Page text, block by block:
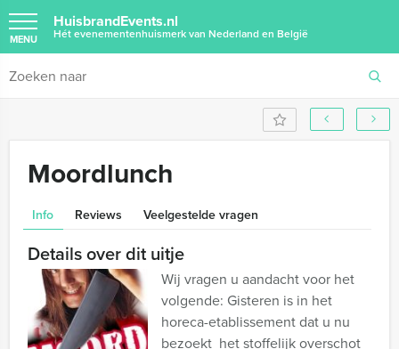
HuisbrandEvents.nl
Hét evenementenhuismerk van Nederland en België
MENU
Moordlunch
Info Reviews Veelgestelde vragen
Details over dit uitje
Wij vragen u aandacht voor het
volgende: Gisteren is in het
horeca-etablissement dat u nu
bezoekt het stoffelijk overschot